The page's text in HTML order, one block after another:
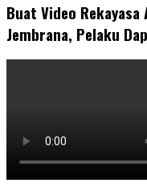
Buat Video
Jembrana, Pelaku